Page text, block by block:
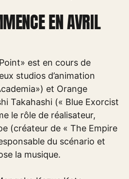
EN AVRIL
est en cours de
studios d’animation
et Orange
Takahashi (« Blue Exorcist
le rôle de réalisateur,
(créateur de « The Empire
du scénario et
la musique.